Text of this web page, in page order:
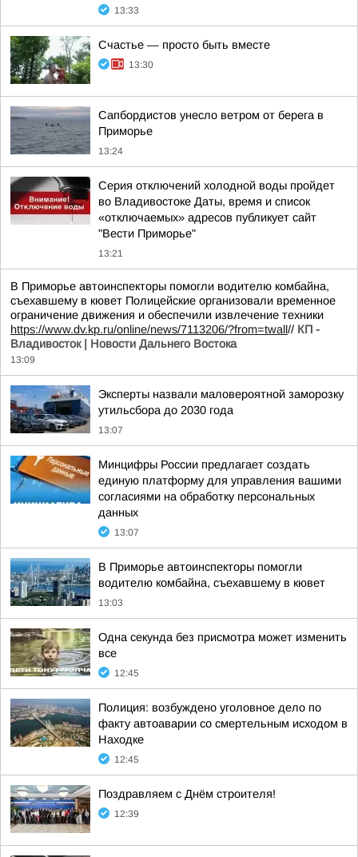
13:33
Счастье — просто быть вместе
13:30
Сапбордистов унесло ветром от берега в
Приморье
13:24
Серия отключений холодной воды пройдет
во Владивостоке Даты, время и список
«отключаемых» адресов публикует сайт
"Вести Приморье"
13:21
В Приморье автоинспекторы помогли водителю комбайна,
съехавшему в кювет Полицейские организовали временное
ограничение движения и обеспечили извлечение техники
https://www.dv.kp.ru/online/news/7113206/?from=twall// КП -
Владивосток | Новости Дальнего Востока
13:09
Эксперты назвали маловероятной заморозку
утильсбора до 2030 года
13:07
Минцифры России предлагает создать
единую платформу для управления вашими
согласиями на обработку персональных
данных
13:07
В Приморье автоинспекторы помогли
водителю комбайна, съехавшему в кювет
13:03
Одна секунда без присмотра может изменить
все
12:45
Полиция: возбуждено уголовное дело по
факту автоаварии со смертельным исходом в
Находке
12:45
Поздравляем с Днём строителя!
12:39